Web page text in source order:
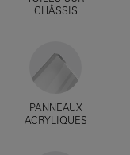
CHÂSSIS
PANNEAUX
ACRYLIQUES